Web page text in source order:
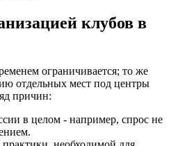
клубов в
ограничивается; то же
отдельных мест под центры
причин:
в целом - например, спрос не